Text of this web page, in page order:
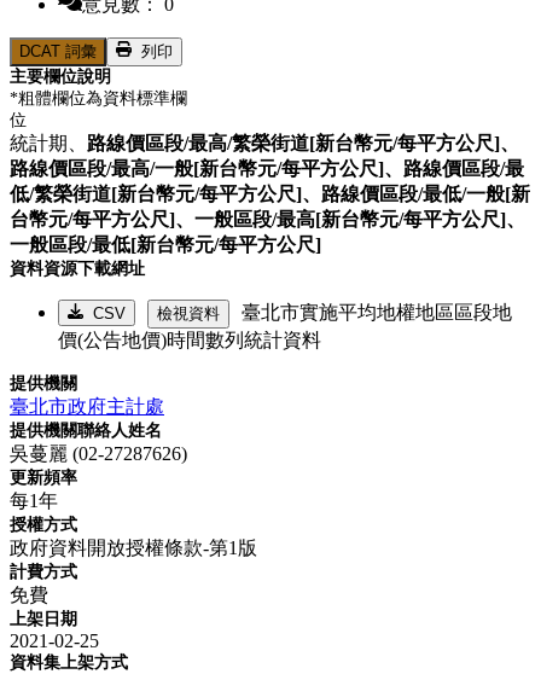
DCAT 詞彙
列印
主要欄位說明
*粗體欄位為資料標準欄
位
統計期、 路線價區段/最高/繁榮街道[新台幣元/每平方公尺]、
路線價區段/最高/一般[新台幣元/每平方公尺]、 路線價區段/最
低/繁榮街道[新台幣元/每平方公尺]、 路線價區段/最低/一般[新
台幣元/每平方公尺]、 一般區段/最高[新台幣元/每平方公尺]、
一般區段/最低[新台幣元/每平方公尺]
資料資源下載網址
CSV 檢視資料
臺北市實施平均地權地區區段地
價(公告地價)時間數列統計資料
提供機關
臺北市政府主計處
提供機關聯絡人姓名
吳蔓麗 (02-27287626)
更新頻率
每1年
授權方式
政府資料開放授權條款-第1版
計費方式
免費
上架日期
2021-02-25
資料集上架方式